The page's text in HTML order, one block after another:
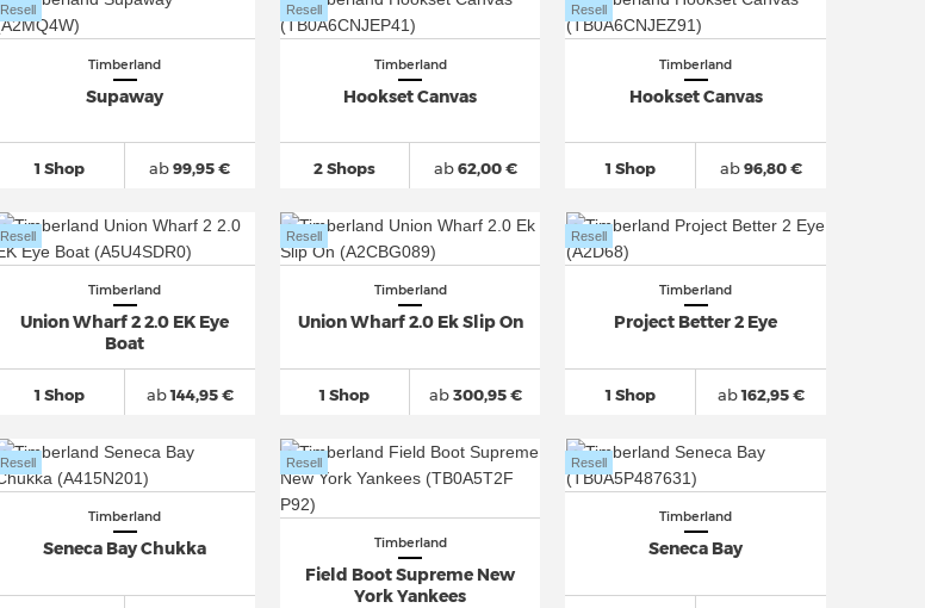
Timberland
Supaway
1 Shop
Resell
ab99,95 €
Timberland
Hookset Canvas
2 Shops
Resell
ab62,00 €
Timberland
Hookset Canvas
1 Shop
Resell
ab96,80 €
Timberland
Union Wharf 2 2.0 EK Eye
Boat
1 Shop
Resell
ab144,95 €
Timberland
Union Wharf 2.0 Ek Slip On
1 Shop
Resell
ab300,95 €
Timberland
Project Better 2 Eye
1 Shop
Resell
ab162,95 €
Timberland
Seneca Bay Chukka
Resell
Timberland
Field Boot Supreme New
York Yankees
Resell
Timberland
Seneca Bay
Resell